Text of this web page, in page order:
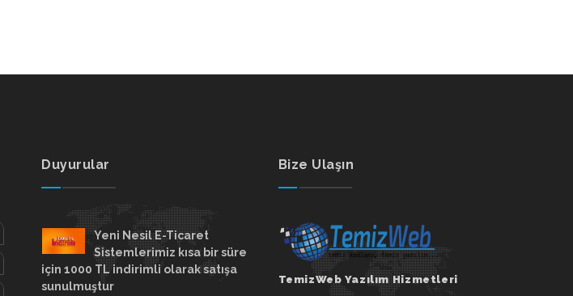
Duyurular
Yeni Nesil E-Ticaret
Sistemlerimiz kısa bir süre
için 1000 TL indirimli olarak satışa
sunulmuştur
Bize Ulaşın
TemizWeb Yazılım Hizmetleri